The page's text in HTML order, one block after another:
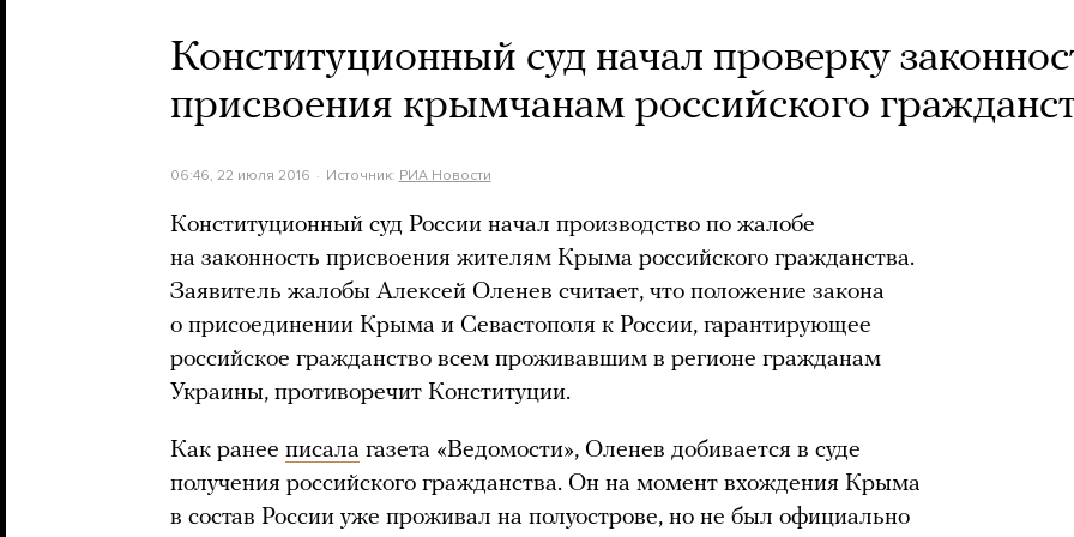
Конституционный суд начал проверку
присвоения крымчанам российского
06:46, 22 июля 2016 Источник: РИА Новости
Конституционный суд России начал производство по жалобе
на законность присвоения жителям Крыма российского гражданства.
Заявитель жалобы Алексей Оленев считает, что положение закона
о присоединении Крыма и Севастополя к России, гарантирующее
российское гражданство всем проживавшим в регионе гражданам
Украины, противоречит Конституции.
Как ранее писала газета «Ведомости», Оленев добивается в суде
получения российского гражданства. Он на момент вхождения Крыма
в состав России уже проживал на полуострове, но не был официально